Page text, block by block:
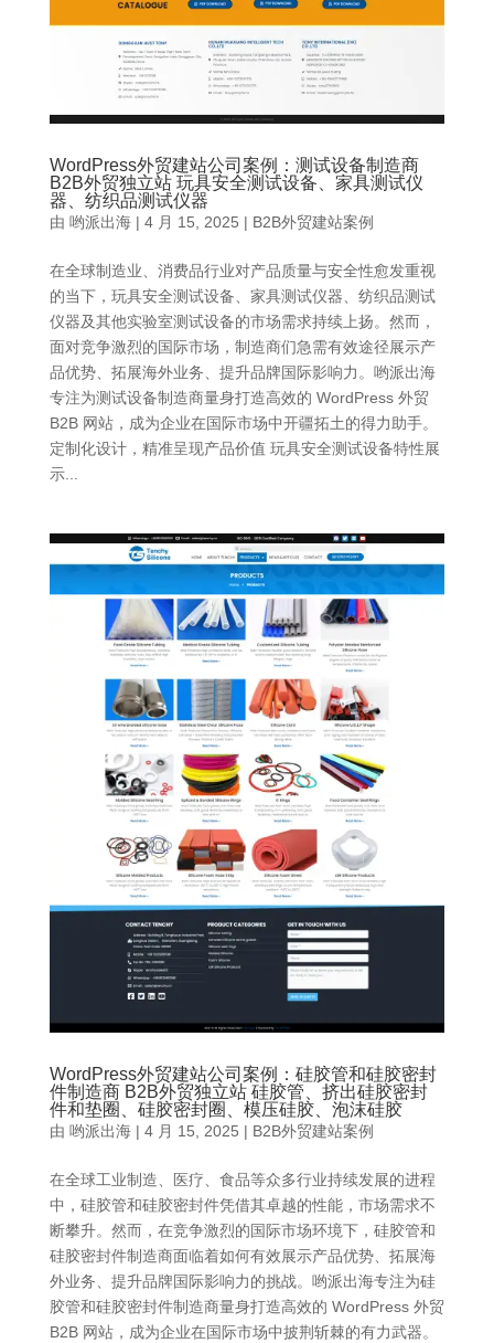
WordPress外贸建站公司案例：测试设备制造商
B2B外贸独立站 玩具安全测试设备、家具测试仪
器、纺织品测试仪器
由 哟派出海| 4 月 15, 2025 | B2B外贸建站案例
在全球制造业、消费品行业对产品质量与安全性愈发重视
的当下，玩具安全测试设备、家具测试仪器、纺织品测试
仪器及其他实验室测试设备的市场需求持续上扬。然而，
面对竞争激烈的国际市场，制造商们急需有效途径展示产
品优势、拓展海外业务、提升品牌国际影响力。哟派出海
专注为测试设备制造商量身打造高效的 WordPress 外贸
B2B 网站，成为企业在国际市场中开疆拓土的得力助手。
定制化设计，精准呈现产品价值 玩具安全测试设备特性展
示...
WordPress外贸建站公司案例：硅胶管和硅胶密封
件制造商 B2B外贸独立站 硅胶管、挤出硅胶密封
件和垫圈、硅胶密封圈、模压硅胶、泡沫硅胶
由 哟派出海| 4 月 15, 2025 | B2B外贸建站案例
在全球工业制造、医疗、食品等众多行业持续发展的进程
中，硅胶管和硅胶密封件凭借其卓越的性能，市场需求不
断攀升。然而，在竞争激烈的国际市场环境下，硅胶管和
硅胶密封件制造商面临着如何有效展示产品优势、拓展海
外业务、提升品牌国际影响力的挑战。哟派出海专注为硅
胶管和硅胶密封件制造商量身打造高效的 WordPress 外贸
B2B 网站，成为企业在国际市场中披荆斩棘的有力武器。